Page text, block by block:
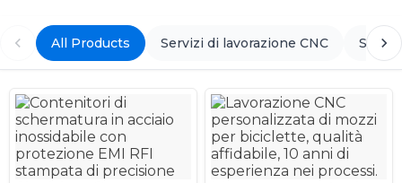
All Products Servizi di lavorazione CNC